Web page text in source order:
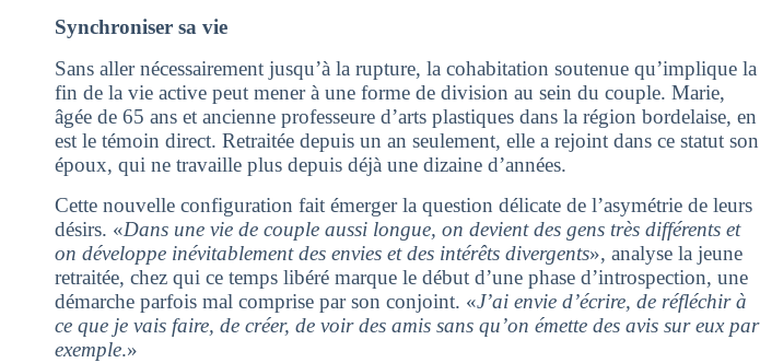
Synchroniser sa vie
Sans aller nécessairement jusqu’à la rupture, la cohabitation soutenue qu’implique la
fin de la vie active peut mener à une forme de division au sein du couple. Marie,
âgée de 65 ans et ancienne professeure d’arts plastiques dans la région bordelaise, en
est le témoin direct. Retraitée depuis un an seulement, elle a rejoint dans ce statut son
époux, qui ne travaille plus depuis déjà une dizaine d’années.
Cette nouvelle configuration fait émerger la question délicate de l’asymétrie de leurs
désirs. «Dans une vie de couple aussi longue, on devient des gens très différents et
on développe inévitablement des envies et des intérêts divergents», analyse la jeune
retraitée, chez qui ce temps libéré marque le début d’une phase d’introspection, une
démarche parfois mal comprise par son conjoint. «J’ai envie d’écrire, de réfléchir à
ce que je vais faire, de créer, de voir des amis sans qu’on émette des avis sur eux par
exemple.»